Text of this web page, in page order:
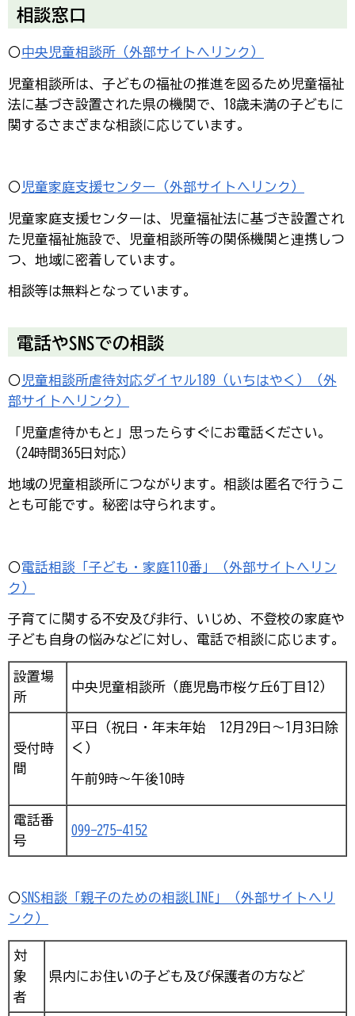
相談窓口
〇中央児童相談所（外部サイトへリンク）
児童相談所は、子どもの福祉の推進を図るため児童福祉
法に基づき設置された県の機関で、18歳未満の子どもに
関するさまざまな相談に応じています。
〇児童家庭支援センター（外部サイトへリンク）
児童家庭支援センターは、児童福祉法に基づき設置され
た児童福祉施設で、児童相談所等の関係機関と連携しつ
つ、地域に密着しています。
相談等は無料となっています。
電話やSNSでの相談
〇児童相談所虐待対応ダイヤル189（いちはやく）（外
部サイトへリンク）
「児童虐待かもと」思ったらすぐにお電話ください。
（24時間365日対応）
地域の児童相談所につながります。相談は匿名で行うこ
とも可能です。秘密は守られます。
〇電話相談「子ども・家庭110番」（外部サイトへリン
ク）
子育てに関する不安及び非行、いじめ、不登校の家庭や
子ども自身の悩みなどに対し、電話で相談に応じます。
設置場
所
中央児童相談所（鹿児島市桜ケ丘6丁目12）
受付時
間
平日（祝日・年末年始 12月29日～1月3日除
く）
午前9時～午後10時
電話番
号
099-275-4152
〇SNS相談「親子のための相談LINE」（外部サイトへリ
ンク）
対
象
者
県内にお住いの子ども及び保護者の方など